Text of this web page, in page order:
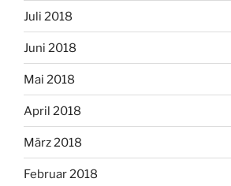
Juli 2018
Juni 2018
Mai 2018
April 2018
März 2018
Februar 2018